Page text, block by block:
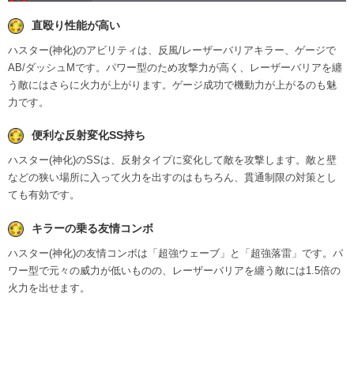
直殴り性能が高い
ハスター(神化)のアビリティは、反風/レーザーバリアキラー、ゲージで
AB/ダッシュMです。パワー型のため攻撃力が高く、レーザーバリアを纏
う敵にはさらに火力が上がります。ゲージ成功で機動力が上がるのも魅
力です。
便利な反射変化SS持ち
ハスター(神化)のSSは、反射タイプに変化して敵を攻撃します。敵と壁
などの狭い場所に入って火力を出すのはもちろん、貫通制限の対策とし
ても有効です。
キラーの乗る友情コンボ
ハスター(神化)の友情コンボは「超強ウェーブ」と「超強落雷」です。パ
ワー型で元々の威力が低いものの、レーザーバリアを纏う敵には1.5倍の
火力を出せます。